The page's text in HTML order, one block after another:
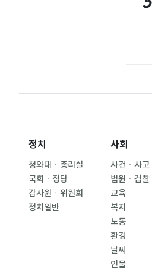
정치
청와대ㆍ총리실
국회ㆍ정당
감사원ㆍ위원회
정치일반
사회
사건ㆍ사고
법원ㆍ검찰
교육
복지
노동
환경
날씨
인물